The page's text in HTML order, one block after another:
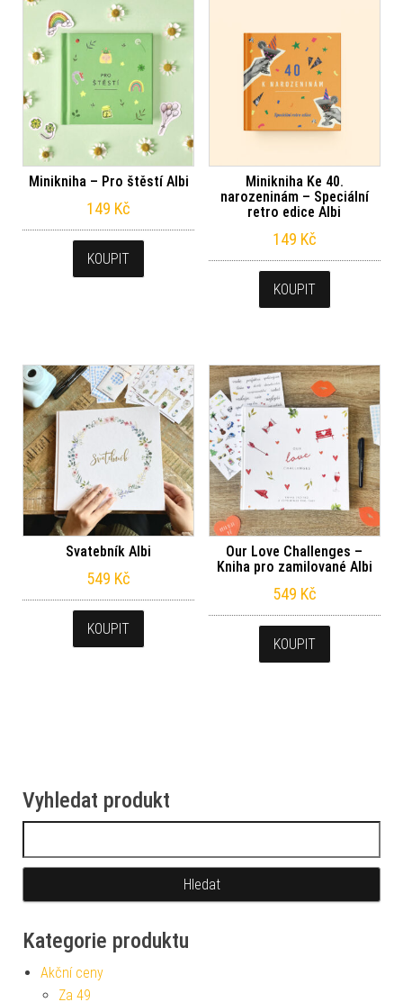
Minikniha – Pro štěstí Albi
149 Kč
KOUPIT
Minikniha Ke 40.
narozeninám – Speciální
retro edice Albi
149 Kč
KOUPIT
Svatebník Albi
549 Kč
KOUPIT
Our Love Challenges –
Kniha pro zamilované Albi
549 Kč
KOUPIT
Vyhledat produkt
Kategorie produktu
Akční ceny
Za 49